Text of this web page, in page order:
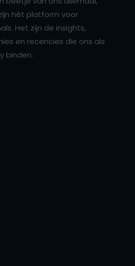
hét platform voor
Het zijn de insights,
en recencies die ons als
binden.